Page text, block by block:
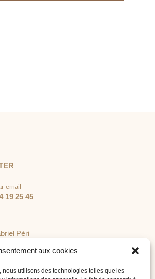
aux cookies
nous utilisons des technologies telles que les
email
19 25 45
Péri